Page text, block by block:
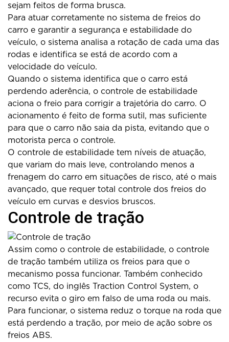
sejam feitos de forma brusca.
Para atuar corretamente no sistema de freios do
carro e garantir a segurança e estabilidade do
veículo, o sistema analisa a rotação de cada uma das
rodas e identifica se está de acordo com a
velocidade do veículo.
Quando o sistema identifica que o carro está
perdendo aderência, o controle de estabilidade
aciona o freio para corrigir a trajetória do carro. O
acionamento é feito de forma sutil, mas suficiente
para que o carro não saia da pista, evitando que o
motorista perca o controle.
O controle de estabilidade tem níveis de atuação,
que variam do mais leve, controlando menos a
frenagem do carro em situações de risco, até o mais
avançado, que requer total controle dos freios do
veículo em curvas e desvios bruscos.
Controle de tração
Assim como o controle de estabilidade, o controle
de tração também utiliza os freios para que o
mecanismo possa funcionar. Também conhecido
como TCS, do inglês Traction Control System, o
recurso evita o giro em falso de uma roda ou mais.
Para funcionar, o sistema reduz o torque na roda que
está perdendo a tração, por meio de ação sobre os
freios ABS.